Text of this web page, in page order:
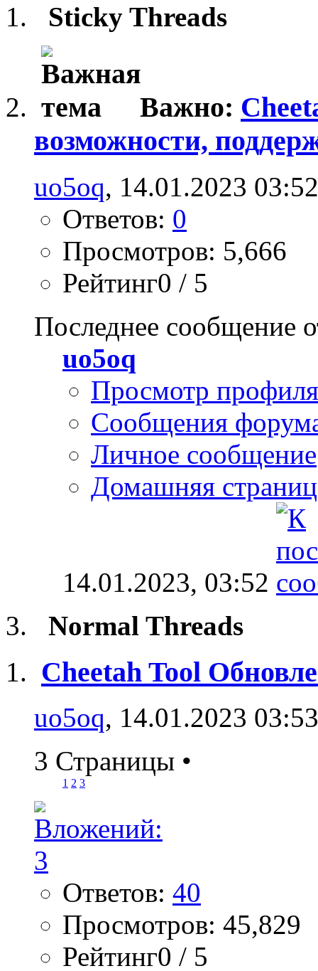
Sticky Threads
Важно:
возможности,
uo5oq, 14.01.2023 03:52
Ответов: 0
Просмотров: 5,666
Рейтинг0 / 5
Последнее сообщение
uo5oq
Просмотр профиля
Сообщения
Личное сообщение
Домашняя
14.01.2023, 03:52
Normal Threads
Cheetah Tool
uo5oq, 14.01.2023 03:53
3 Страницы •
1 2 3
Ответов: 40
Просмотров: 45,829
Рейтинг0 / 5